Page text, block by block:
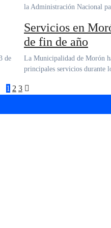
la Administración Nacional
Servicios en
de fin de año
La Municipalidad de Morón ha informado el funcionamiento de los
principales servicios durante
Paginación
de
1 2 3